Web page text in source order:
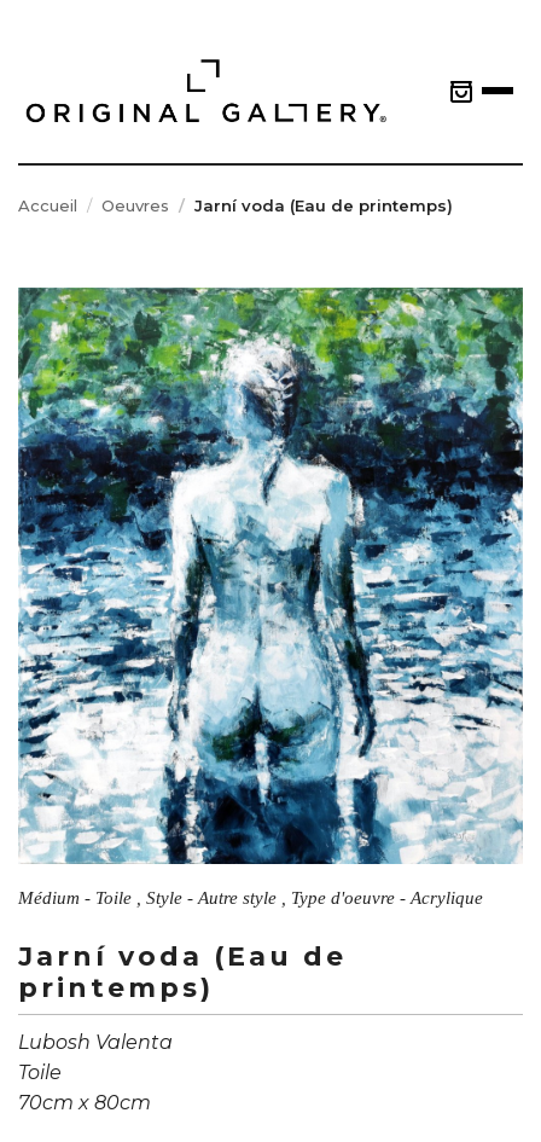
Accueil Oeuvres Jarní voda (Eau de printemps)
Médium - Toile , Style - Autre style , Type d'oeuvre - Acrylique
Jarní voda (Eau de
printemps)
Lubosh Valenta
Toile
70cm x 80cm